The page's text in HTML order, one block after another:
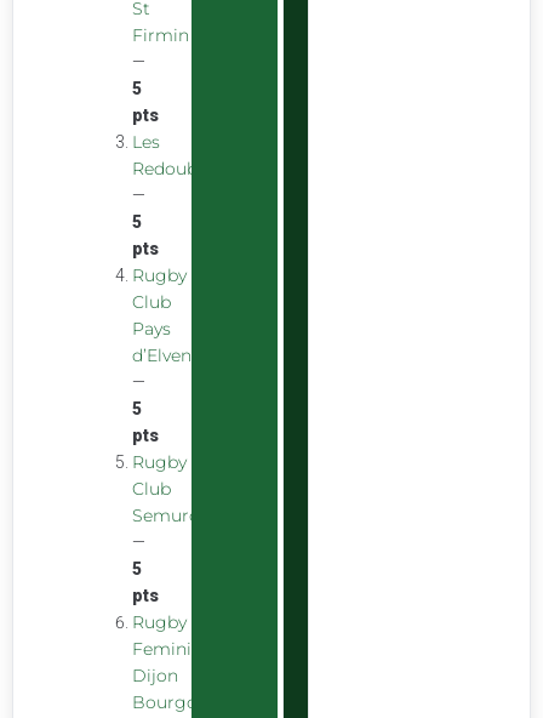
St
Firmin
—
5
pts
Les
Redoubstables
—
5
pts
Rugby
Club
Pays
d’Elven
—
5
pts
Rugby
Club
Semurois
—
5
pts
Rugby
Feminin
Dijon
Bourgogne